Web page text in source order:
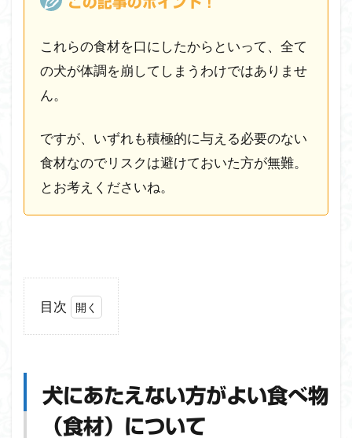
これらの食材を口にしたからといって、全て
の犬が体調を崩してしまうわけではありませ
ん。
ですが、いずれも積極的に与える必要のない
食材なのでリスクは避けておいた方が無難。
とお考えくださいね。
目次
い方
がよ
い食
犬にあたえない方がよい食べ物
（食材）について